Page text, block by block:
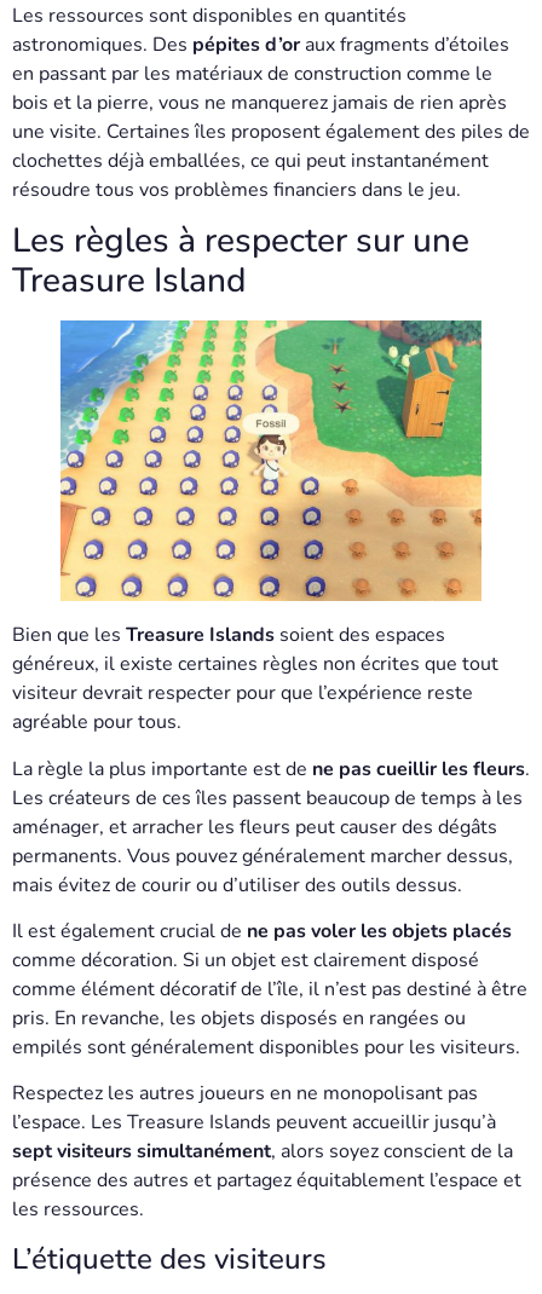
Les ressources sont disponibles en quantités
astronomiques. Des pépites d’or aux fragments d’étoiles
en passant par les matériaux de construction comme le
bois et la pierre, vous ne manquerez jamais de rien après
une visite. Certaines îles proposent également des piles de
clochettes déjà emballées, ce qui peut instantanément
résoudre tous vos problèmes financiers dans le jeu.
Les règles à respecter sur une
Treasure Island
Bien que les Treasure Islands soient des espaces
généreux, il existe certaines règles non écrites que tout
visiteur devrait respecter pour que l’expérience reste
agréable pour tous.
La règle la plus importante est de ne pas cueillir les fleurs.
Les créateurs de ces îles passent beaucoup de temps à les
aménager, et arracher les fleurs peut causer des dégâts
permanents. Vous pouvez généralement marcher dessus,
mais évitez de courir ou d’utiliser des outils dessus.
Il est également crucial de ne pas voler les objets placés
comme décoration. Si un objet est clairement disposé
comme élément décoratif de l’île, il n’est pas destiné à être
pris. En revanche, les objets disposés en rangées ou
empilés sont généralement disponibles pour les visiteurs.
Respectez les autres joueurs en ne monopolisant pas
l’espace. Les Treasure Islands peuvent accueillir jusqu’à
sept visiteurs simultanément, alors soyez conscient de la
présence des autres et partagez équitablement l’espace et
les ressources.
L’étiquette des visiteurs